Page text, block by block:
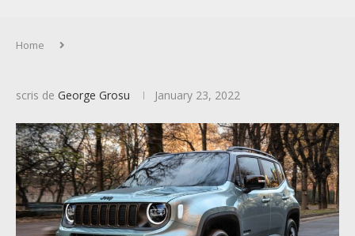
Home
scris de George Grosu January 23, 2022